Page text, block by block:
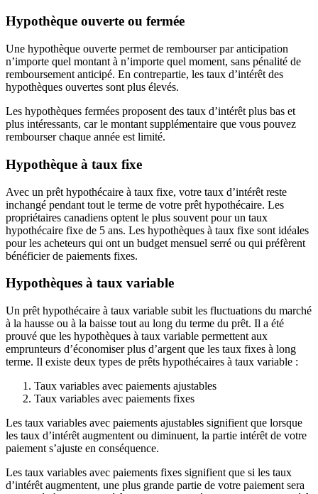
Hypothèque ouverte ou fermée
Une hypothèque ouverte permet de rembourser par anticipation
n’importe quel montant à n’importe quel moment, sans pénalité de
remboursement anticipé. En contrepartie, les taux d’intérêt des
hypothèques ouvertes sont plus élevés.
Les hypothèques fermées proposent des taux d’intérêt plus bas et
plus intéressants, car le montant supplémentaire que vous pouvez
rembourser chaque année est limité.
Hypothèque à taux fixe
Avec un prêt hypothécaire à taux fixe, votre taux d’intérêt reste
inchangé pendant tout le terme de votre prêt hypothécaire. Les
propriétaires canadiens optent le plus souvent pour un taux
hypothécaire fixe de 5 ans. Les hypothèques à taux fixe sont idéales
pour les acheteurs qui ont un budget mensuel serré ou qui préfèrent
bénéficier de paiements fixes.
Hypothèques à taux variable
Un prêt hypothécaire à taux variable subit les fluctuations du marché
à la hausse ou à la baisse tout au long du terme du prêt. Il a été
prouvé que les hypothèques à taux variable permettent aux
emprunteurs d’économiser plus d’argent que les taux fixes à long
terme. Il existe deux types de prêts hypothécaires à taux variable :
Taux variables avec paiements ajustables
Taux variables avec paiements fixes
Les taux variables avec paiements ajustables signifient que lorsque
les taux d’intérêt augmentent ou diminuent, la partie intérêt de votre
paiement s’ajuste en conséquence.
Les taux variables avec paiements fixes signifient que si les taux
d’intérêt augmentent, une plus grande partie de votre paiement sera